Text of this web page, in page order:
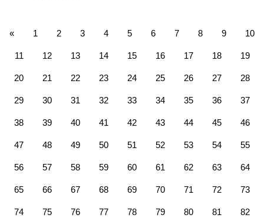
« 1 2 3 4 5 6 7 8 9 10
11 12 13 14 15 16 17 18 19
20 21 22 23 24 25 26 27 28
29 30 31 32 33 34 35 36 37
38 39 40 41 42 43 44 45 46
47 48 49 50 51 52 53 54 55
56 57 58 59 60 61 62 63 64
65 66 67 68 69 70 71 72 73
74 75 76 77 78 79 80 81 82